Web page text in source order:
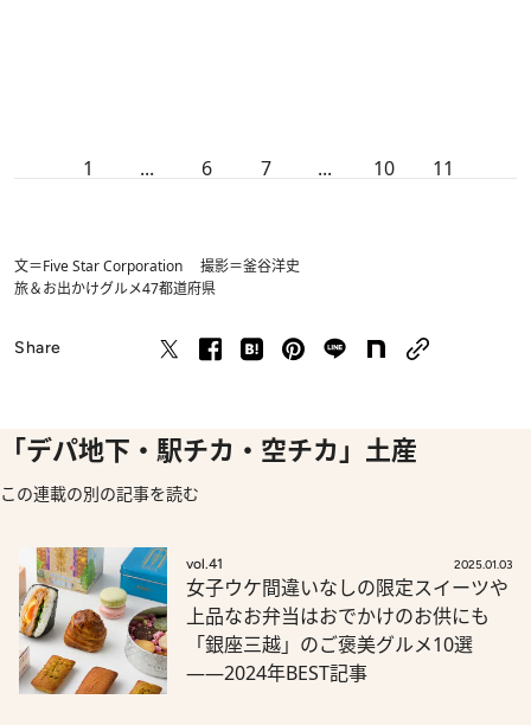
1 ... 6 7 ... 10 11
文＝Five Star Corporation 撮影＝釜谷洋史
旅＆お出かけグルメ47都道府県
Share
「デパ地下・駅チカ・空チカ」土産
この連載の別の記事を読む
vol.41 2025.01.03
女子ウケ間違いなしの限定スイーツや
上品なお弁当はおでかけのお供にも
「銀座三越」のご褒美グルメ10選
――2024年BEST記事